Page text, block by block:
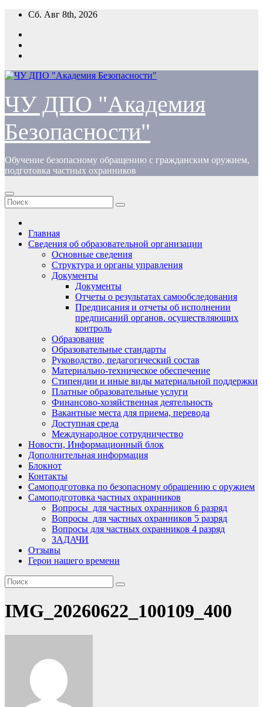
Перейти
содержимому
Сб. Авг 8th, 2026
ЧУ ДПО "Академия
Безопасности"
Обучение безопасному обращению с гражданским оружием,
подготовка частных охранников
Главная
Сведения об образовательной организации
Основные сведения
Структура и органы управления
Документы
Документы
Отчеты о результатах самообследования
Предписания и отчеты об исполнении
предписаний органов. осуществляющих
контроль
Образование
Образовательные стандарты
Руководство, педагогический состав
Материально-техническое обеспечение
Стипендии и иные виды материальной поддержки
Платные образовательные услуги
Финансово-хозяйственная деятельность
Вакантные места для приема, перевода
Доступная среда
Международное сотрудничество
Новости, Информационный блок
Дополнительная информация
Блокнот
Контакты
Самоподготовка по безопасному обращению с оружием
Самоподготовка частных охранников
Вопросы для частных охранников 6 разряд
Вопросы для частных охранников 5 разряд
Вопросы для частных охранников 4 разряд
ЗАДАЧИ
Отзывы
Герои нашего времени
IMG_20260622_100109_400